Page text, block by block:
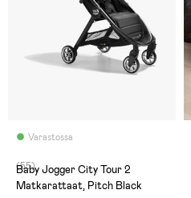
Varastossa
(55)
Baby Jogger City Tour 2
Matkarattaat, Pitch Black